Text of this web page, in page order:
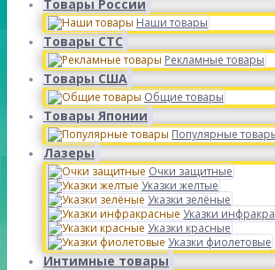
Товары России
Наши товары
Товары СТС
Рекламные товары
Товары США
Общие товары
Товары Японии
Популярные
Лазеры
Очки защитные
Указки желтые
Указки зелёные
Указки
Указки красные
Указки фиолетовые
Интимные товары